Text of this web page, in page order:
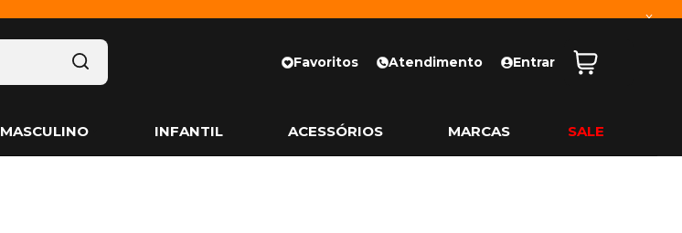
x
Favoritos Atendimento Entrar
MASCULINO INFANTIL ACESSÓRIOS MARCAS SALE